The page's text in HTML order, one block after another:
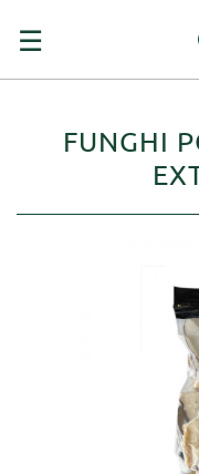
navigazione
☰
FUNGHI